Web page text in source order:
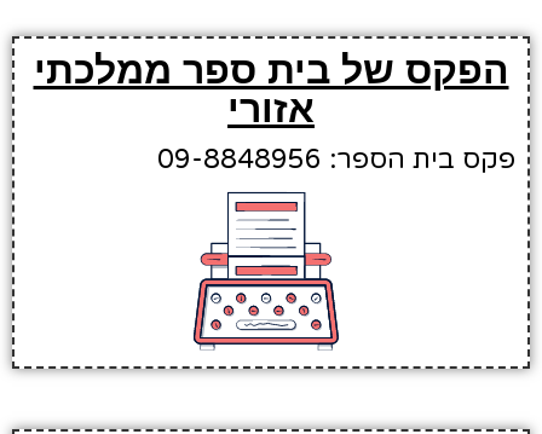
הפקס של בית ספר ממלכתי
אזורי
פקס בית הספר: 09-8848956